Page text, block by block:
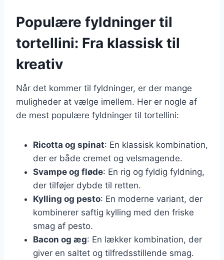
Populære fyldninger til
tortellini: Fra klassisk til
kreativ
Når det kommer til fyldninger, er der mange
muligheder at vælge imellem. Her er nogle af
de mest populære fyldninger til tortellini:
Ricotta og spinat: En klassisk kombination,
der er både cremet og velsmagende.
Svampe og fløde: En rig og fyldig fyldning,
der tilføjer dybde til retten.
Kylling og pesto: En moderne variant, der
kombinerer saftig kylling med den friske
smag af pesto.
Bacon og æg: En lækker kombination, der
giver en saltet og tilfredsstillende smag.